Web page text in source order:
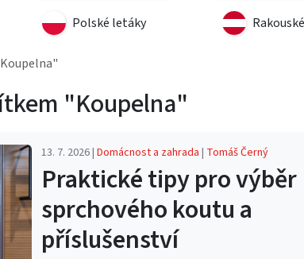
Polské letáky
"Koupelna"
13. 7. 2026 | Domácnost a zahrada | Tomáš Černý
Praktické tipy pro výběr
sprchového koutu a
příslušenství